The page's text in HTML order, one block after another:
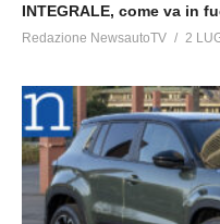
INTEGRALE, come va in
Redazione NewsautoTV 2